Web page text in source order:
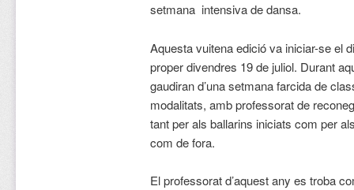
setmana intensiva de dansa.
Aquesta vuitena edició va iniciar-se el
proper divendres 19 de juliol. Durant
gaudiran d’una setmana farcida de
modalitats, amb professorat de
tant per als ballarins iniciats com per
com de fora.
El professorat d’aquest any es troba